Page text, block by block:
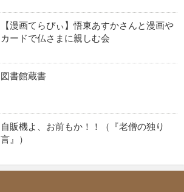
【漫画てらぴぃ】悟東あすかさんと漫画や
カードで仏さまに親しむ会
図書館蔵書
自販機よ、お前もか！！️（『老僧の独り
言』）